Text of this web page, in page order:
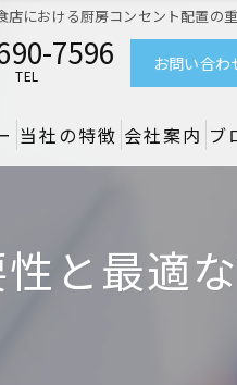
店における厨房コンセント配置の
7596
TEL
お問い合わ
当社の特徴
デザイン
会社案内 ブ
と最適